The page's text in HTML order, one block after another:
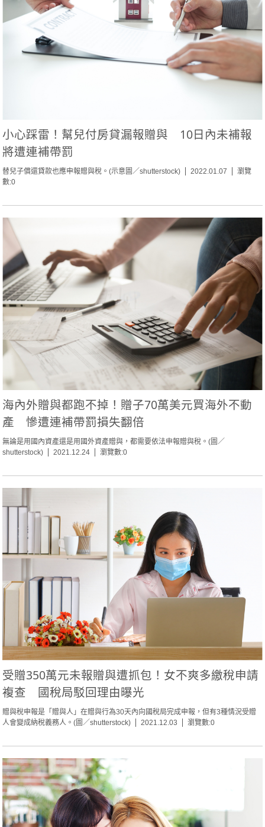
小心踩雷！幫兒付房貸漏報贈與 10日內未補報
將遭連補帶罰
替兒子償還貸款也應申報贈與稅。(示意圖／shutterstock) 2022.01.07
瀏覽
數:0
海內外贈與都跑不掉！贈子70萬美元買海外不動
產 慘遭連補帶罰損失翻倍
無論是用國內資產還是用國外資產贈與，都需要依法申報贈與稅。(圖／
shutterstock)
2021.12.24 瀏覽數:0
受贈350萬元未報贈與遭抓包！女不爽多繳稅申請
複查 國稅局駁回理由曝光
贈與稅申報是「贈與人」在贈與行為30天內向國稅局完成申報，但有3種情況受贈
人會變成納稅義務人。(圖／shutterstock)
2021.12.03 瀏覽數:0